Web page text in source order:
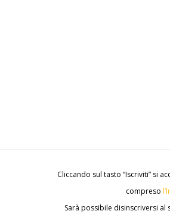
Cliccando sul tasto “Iscriviti” si
compreso
Sarà possibile disinscriversi al